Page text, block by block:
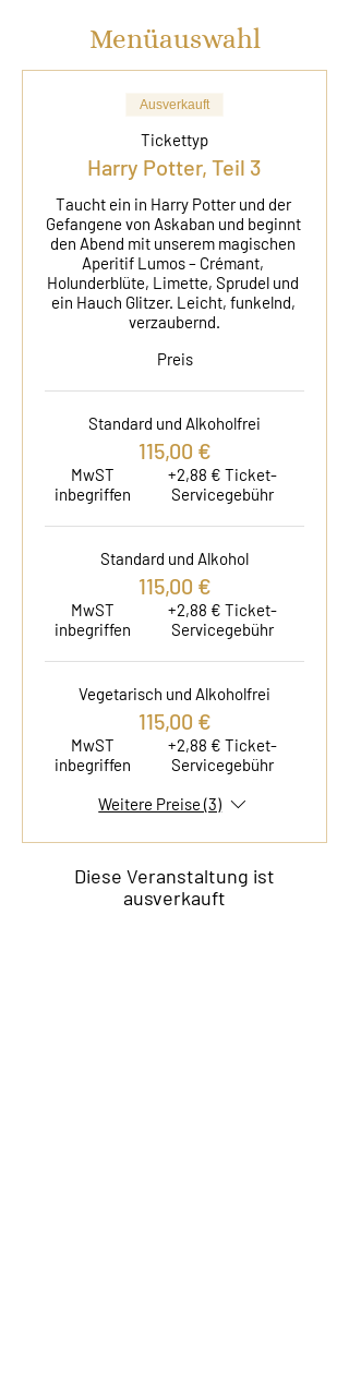
Menüauswahl
Ausverkauft
Tickettyp
Harry Potter, Teil 3
Taucht ein in Harry Potter und der
Gefangene von Askaban und beginnt
den Abend mit unserem magischen
Aperitif Lumos – Crémant,
Holunderblüte, Limette, Sprudel und
ein Hauch Glitzer. Leicht, funkelnd,
verzaubernd.
Preis
Standard und Alkoholfrei
115,00 €
MwST
inbegriffen
+2,88 € Ticket-
Servicegebühr
Standard und Alkohol
115,00 €
MwST
inbegriffen
+2,88 € Ticket-
Servicegebühr
Vegetarisch und Alkoholfrei
115,00 €
MwST
inbegriffen
+2,88 € Ticket-
Servicegebühr
Weitere Preise (3)
Diese Veranstaltung ist
ausverkauft